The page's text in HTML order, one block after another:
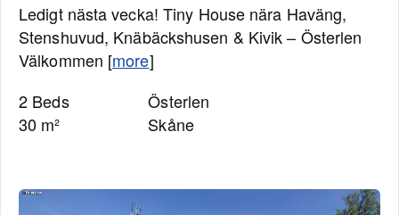
Ledigt nästa vecka! Tiny House nära Haväng,
Stenshuvud, Knäbäckshusen & Kivik – Österlen
Välkommen [more]
2 Beds
30 m²
Österlen
Skåne